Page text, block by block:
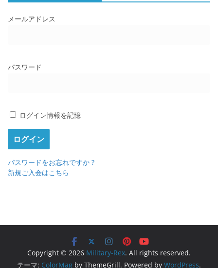
メールアドレス
パスワード
ログイン情報を記憶
パスワードをお忘れですか ?
新規ご入会はこちら
Copyright © 2026 Military-Rex. All rights reserved.
テーマ: ColorMag by ThemeGrill. Powered by WordPress.